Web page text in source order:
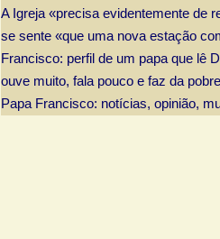
A Igreja «precisa evidentemente de
se sente «que uma nova estação
Francisco: perfil de um papa que lê
ouve muito, fala pouco e faz da
Papa Francisco: notícias, opinião,